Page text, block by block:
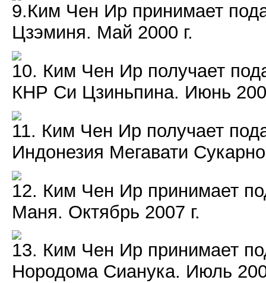
9.Ким Чен Ир принимает
Цзэминя. Май 2000 г.
10. Ким Чен Ир получает
КНР Си Цзиньпина. Июнь
11. Ким Чен Ир получает
Индонезия Мегавати
12. Ким Чен Ир принимает
Маня. Октябрь 2007 г.
13. Ким Чен Ир принимает
Нородома Сианука. Июль